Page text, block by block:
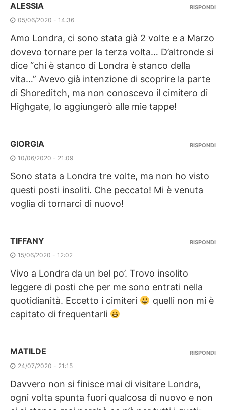
ALESSIA
05/06/2020 - 14:36
Amo Londra, ci sono stata già 2 volte e a Marzo
dovevo tornare per la terza volta… D’altronde si
dice “chi è stanco di Londra è stanco della
vita…” Avevo già intenzione di scoprire la parte
di Shoreditch, ma non conoscevo il cimitero di
Highgate, lo aggiungerò alle mie tappe!
RISPONDI
GIORGIA
10/06/2020 - 21:09
Sono stata a Londra tre volte, ma non ho visto
questi posti insoliti. Che peccato! Mi è venuta
voglia di tornarci di nuovo!
RISPONDI
TIFFANY
15/06/2020 - 12:02
Vivo a Londra da un bel po’. Trovo insolito
leggere di posti che per me sono entrati nella
quotidianità. Eccetto i cimiteri
quelli non mi è
capitato di frequentarli
RISPONDI
MATILDE
24/07/2020 - 21:15
Davvero non si finisce mai di visitare Londra,
ogni volta spunta fuori qualcosa di nuovo e non
RISPONDI